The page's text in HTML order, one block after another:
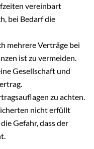
vereinbart
bei Bedarf die
mehrere Verträge bei
ist zu vermeiden.
Gesellschaft und
zu achten.
nicht erfüllt
Gefahr, dass der